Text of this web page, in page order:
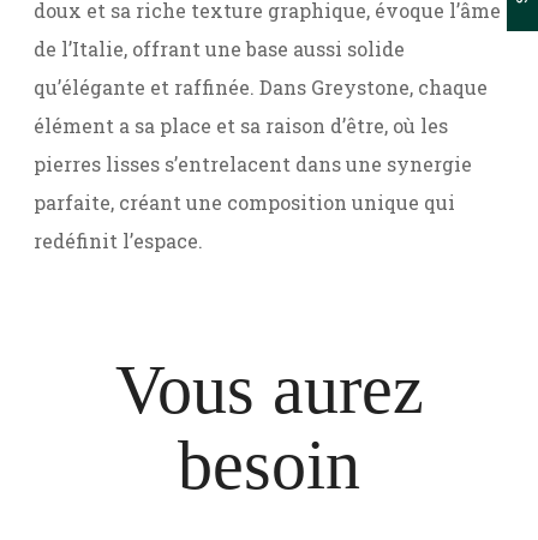
doux et sa riche texture graphique, évoque l’âme
de l’Italie, offrant une base aussi solide
qu’élégante et raffinée. Dans Greystone, chaque
élément a sa place et sa raison d’être, où les
pierres lisses s’entrelacent dans une synergie
parfaite, créant une composition unique qui
redéfinit l’espace.
Vous aurez
besoin